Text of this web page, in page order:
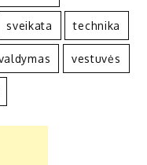
sveikata technika
vestuvės